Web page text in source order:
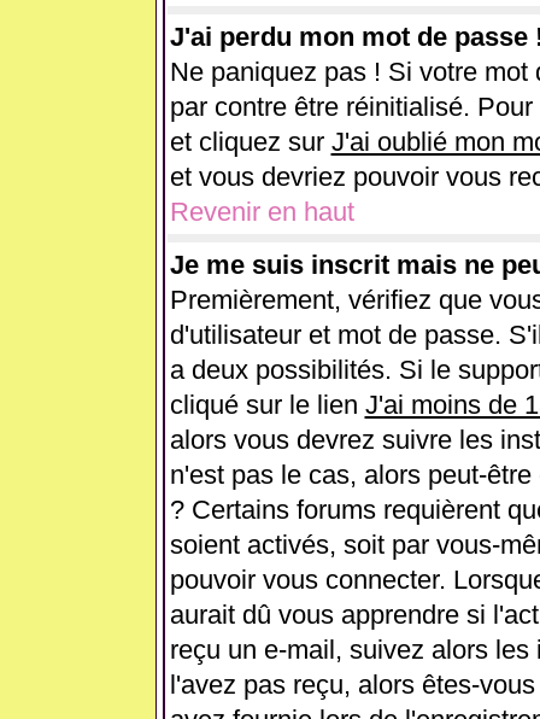
J'ai perdu mon mot de passe
Ne paniquez pas ! Si votre
par contre être réinitialisé.
et cliquez sur J'ai oublié mon
et vous devriez pouvoir vous
Revenir en haut
Je me suis inscrit mais ne
Premièrement, vérifiez que
d'utilisateur et mot de passe.
a deux possibilités. Si le
cliqué sur le lien J'ai moins de
alors vous devrez suivre les
n'est pas le cas, alors peut-
? Certains forums requièrent
soient activés, soit par vous-
pouvoir vous connecter.
aurait dû vous apprendre si
reçu un e-mail, suivez alors
l'avez pas reçu, alors êtes-